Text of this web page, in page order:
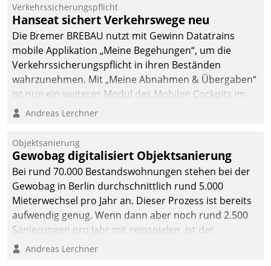
Datatrain. Die meravis
Wohnungsbau- und
Immobilien GmbH hat
sich dabei für den Betrieb
der Lösung über die SAP
Cloud Platform
entschieden - als erstes
Unternehmen am
Verkehrssicherungspflicht
Hanseat sichert Verkehrswege neu
Die Bremer BREBAU nutzt mit Gewinn Datatrains
mobile Applikation „Meine Begehungen“, um die
Verkehrssicherungspflicht in ihren Beständen
wahrzunehmen. Mit „Meine Abnahmen & Übergaben“
ist nun ein weiteres Modul des Mobilen Cockpits im
Einsatz.
Andreas Lerchner
Objektsanierung
Gewobag digitalisiert Objektsanierung
Bei rund 70.000 Bestandswohnungen stehen bei der
Gewobag in Berlin durchschnittlich rund 5.000
Mieterwechsel pro Jahr an. Dieser Prozess ist bereits
aufwendig genug. Wenn dann aber noch rund 2.500
Sanierungen pro Jahr mit reinspielen, ist der
Betreuungs- und Organisationsaufwand immens. Im
Andreas Lerchner